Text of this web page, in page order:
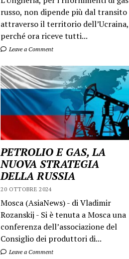
russo, non dipende più dal transito
attraverso il territorio dell’Ucraina,
perché ora riceve tutti...
Leave a Comment
PETROLIO E GAS, LA
NUOVA STRATEGIA
DELLA RUSSIA
20 OTTOBRE 2024
Mosca (AsiaNews) - di Vladimir
Rozanskij - Si è tenuta a Mosca una
conferenza dell’associazione del
Consiglio dei produttori di...
Leave a Comment